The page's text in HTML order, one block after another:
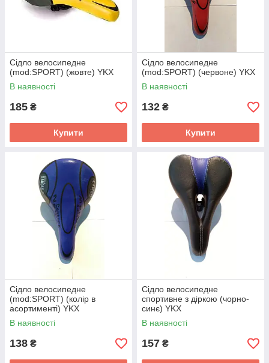
Сідло велосипедне
(mod:SPORT) (жовте) YKX
В наявності
185 ₴
Купити
Сідло велосипедне
(mod:SPORT) (червоне) YKX
В наявності
132 ₴
Купити
Сідло велосипедне
(mod:SPORT) (колір в
асортименті) YKX
В наявності
138 ₴
Сідло велосипедне
спортивне з діркою (чорно-
синє) YKX
В наявності
157 ₴